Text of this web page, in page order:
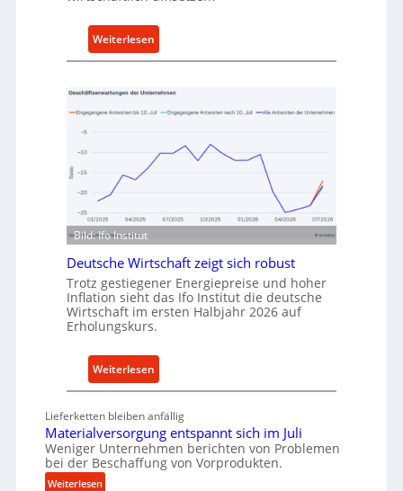
a
f
v
I
u
s
t
r
i
e
-
E
r
s
a
t
z
t
Weiterlesen:
M
t
h
d
ü
r
n
a
c
h
a
l
t
i
g
e
W
Bild: Ifo Institut
Deutsche Wirtschaft zeigt sich robust
Trotz gestiegener Energiepreise und hoher
Inflation sieht das Ifo Institut die deutsche
Wirtschaft im ersten Halbjahr 2026 auf
Erholungskurs.
Weiterlesen:
D
u
t
s
Lieferketten bleiben anfällig
Materialversorgung entspannt sich im Juli
Weniger Unternehmen berichten von Problemen
bei der Beschaffung von Vorprodukten.
Weiterlesen: